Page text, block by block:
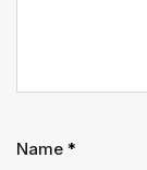
Name *